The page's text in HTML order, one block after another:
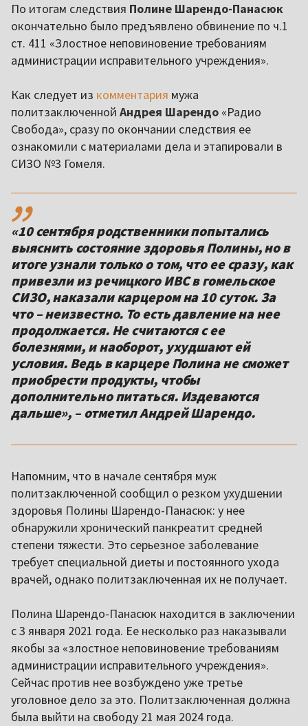
По итогам следствия Полине Шарендо-Панасюк
окончательно было предъявлено обвинение по ч.1
ст. 411 «Злостное неповиновение требованиям
администрации исправительного учреждения».
Как следует из комментария мужа
политзаключенной Андрея Шарендо «Радио
Свобода», сразу по окончании следствия ее
ознакомили с материалами дела и этапировали в
СИЗО №3 Гомеля.
,,
«10 сентября родственники попытались
выяснить состояние здоровья Полины, но в
итоге узнали только о том, что ее сразу, как
привезли из речицкого ИВС в гомельское
СИЗО, наказали карцером на 10 суток. За
что – неизвестно. То есть давление на нее
продолжается. Не считаются с ее
болезнями, и наоборот, ухудшают ей
условия. Ведь в карцере Полина не сможет
приобрести продукты, чтобы
дополнительно питаться. Издеваются
дальше», – отметил Андрей Шарендо.
Напомним, что в начале сентября муж
политзаключенной сообщил о резком ухудшении
здоровья Полины Шарендо-Панасюк: у нее
обнаружили хронический панкреатит средней
степени тяжести. Это серьезное заболевание
требует специальной диеты и постоянного ухода
врачей, однако политзаключенная их не получает.
Полина Шарендо-Панасюк находится в заключении
с 3 января 2021 года. Ее несколько раз наказывали
якобы за «злостное неповиновение требованиям
администрации исправительного учреждения».
Сейчас против нее возбуждено уже третье
уголовное дело за это. Политзаключенная должна
была выйти на свободу 21 мая 2024 года.